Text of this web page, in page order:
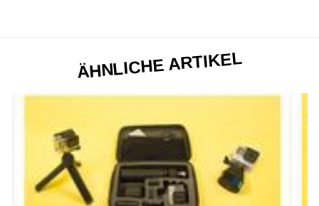
ÄHNLICHE ARTIKEL